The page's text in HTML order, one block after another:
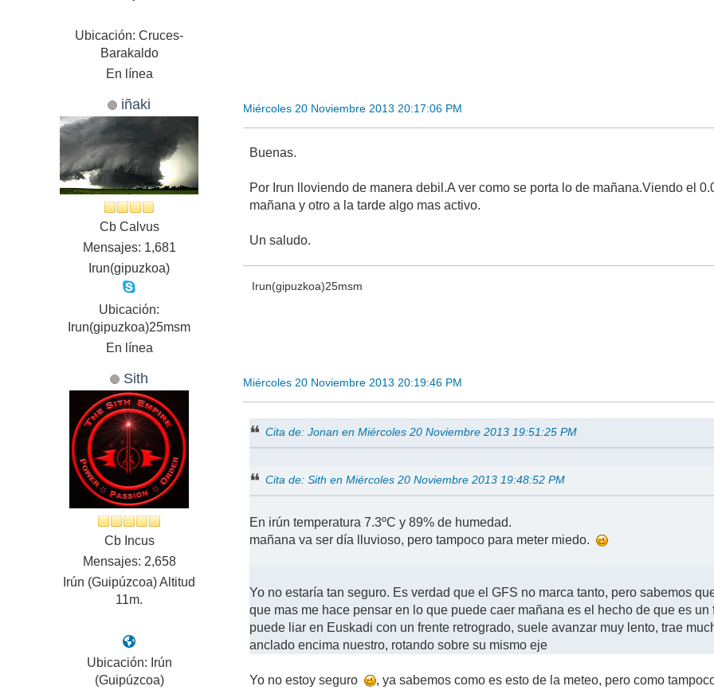
Ubicación: Cruces-
Barakaldo
En línea
iñaki
Cb Calvus
Mensajes: 1,681
Irun(gipuzkoa)
Ubicación:
Irun(gipuzkoa)25msm
En línea
Miércoles 20 Noviembre 2013 20:17:06 PM
Buenas.
Por Irun lloviendo de manera debil.A ver como se porta lo de mañana.Viendo el
mañana y otro a la tarde algo mas activo.
Un saludo.
Irun(gipuzkoa)25msm
Sith
Cb Incus
Mensajes: 2,658
Irún (Guipúzcoa) Altitud
11m.
Ubicación: Irún
(Guipúzcoa)
Miércoles 20 Noviembre 2013 20:19:46 PM
Cita de: Jonan en Miércoles 20 Noviembre 2013 19:51:25 PM
Cita de: Sith en Miércoles 20 Noviembre 2013 19:48:52 PM
En irún temperatura 7.3ºC y 89% de humedad.
mañana va ser día lluvioso, pero tampoco para meter miedo.
Yo no estaría tan seguro. Es verdad que el GFS no marca tanto, pero sabemos
que mas me hace pensar en lo que puede caer mañana es el hecho de que es
puede liar en Euskadi con un frente retrogrado, suele avanzar muy lento, trae
anclado encima nuestro, rotando sobre su mismo eje
Yo no estoy seguro
, ya sabemos como es esto de la meteo, pero como